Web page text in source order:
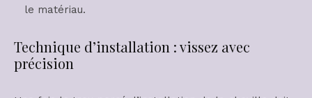
le matériau.
Technique d’installation : vissez avec
précision